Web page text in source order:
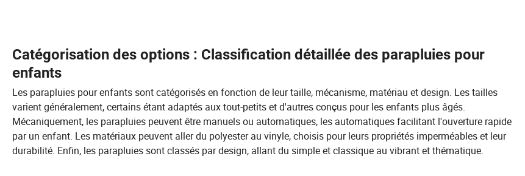
Catégorisation des options : Classification détaillée des parapluies pour
enfants
Les parapluies pour enfants sont catégorisés en fonction de leur taille, mécanisme, matériau et design. Les tailles
varient généralement, certains étant adaptés aux tout-petits et d'autres conçus pour les enfants plus âgés.
Mécaniquement, les parapluies peuvent être manuels ou automatiques, les automatiques facilitant l'ouverture rapide
par un enfant. Les matériaux peuvent aller du polyester au vinyle, choisis pour leurs propriétés imperméables et leur
durabilité. Enfin, les parapluies sont classés par design, allant du simple et classique au vibrant et thématique.